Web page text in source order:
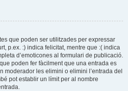
que poden ser utilitzades per expressar
p.ex. :) indica felicitat, mentre que :( indica
d’emoticones al formulari de publicació.
poden fer fàcilment que una entrada es
moderador les elimini o elimini l’entrada del
pot establir un límit per al nombre